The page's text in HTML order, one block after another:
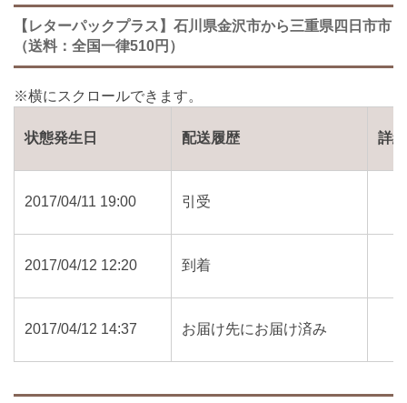
【レターパックプラス】石川県金沢市から三重県四日市市
（送料：全国一律510円）
状態発生日 配送履歴 詳細
2017/04/11 19:00 引受
2017/04/12 12:20 到着
2017/04/12 14:37 お届け先にお届け済み